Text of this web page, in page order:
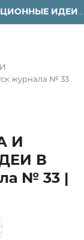
журнала № 33
И
В
№ 33 |